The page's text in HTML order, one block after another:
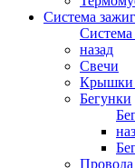
Система
Система
назад
Свечи
Крышки
Бегунки